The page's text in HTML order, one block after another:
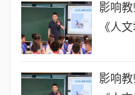
影响
《人
影响